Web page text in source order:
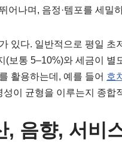
어나며, 음정·템포를 세밀
있다. 일반적으로 평일
(보통 5–10%)와 세금이
활용하는데, 예를 들어 호
성이 균형을 이루는지 종합
, 음향, 서비